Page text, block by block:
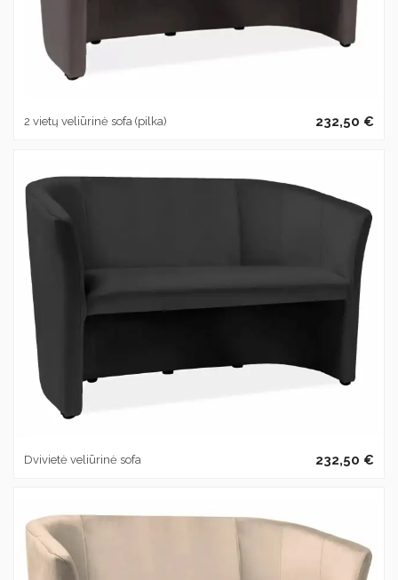
2 vietų veliūrinė sofa (pilka) 232,50 €
Dvivietė veliūrinė sofa 232,50 €